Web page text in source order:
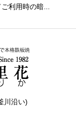
利用時の暗...
川沿い)